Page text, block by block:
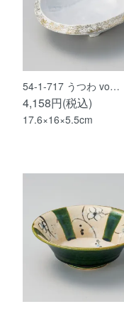
54-1-717 うつわ vo…
4,158円(税込)
17.6×16×5.5cm